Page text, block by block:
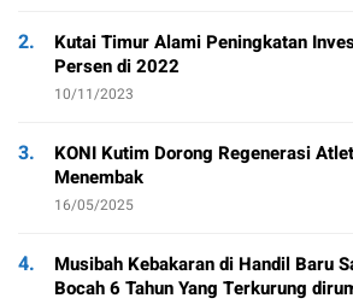
2.
Kutai Timur Alami Peningkatan
Persen di 2022
10/11/2023
3.
KONI Kutim Dorong Regenerasi
Menembak
16/05/2025
4.
Musibah Kebakaran di Handil Baru
Bocah 6 Tahun Yang Terkurung